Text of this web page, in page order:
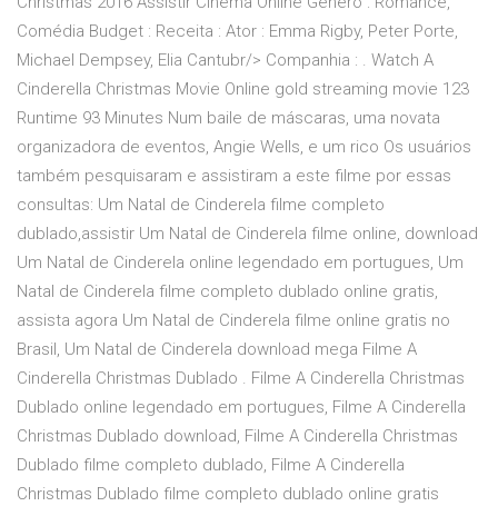
Comédia Budget : Receita : Ator : Emma Rigby, Peter Porte,
Michael Dempsey, Elia Cantubr/> Companhia : . Watch A
Cinderella Christmas Movie Online gold streaming movie 123
Runtime 93 Minutes Num baile de máscaras, uma novata
organizadora de eventos, Angie Wells, e um rico Os usuários
também pesquisaram e assistiram a este filme por essas
consultas: Um Natal de Cinderela filme completo
dublado,assistir Um Natal de Cinderela filme online, download
Um Natal de Cinderela online legendado em portugues, Um
Natal de Cinderela filme completo dublado online gratis,
assista agora Um Natal de Cinderela filme online gratis no
Brasil, Um Natal de Cinderela download mega Filme A
Cinderella Christmas Dublado . Filme A Cinderella Christmas
Dublado online legendado em portugues, Filme A Cinderella
Christmas Dublado download, Filme A Cinderella Christmas
Dublado filme completo dublado, Filme A Cinderella
Christmas Dublado filme completo dublado online gratis